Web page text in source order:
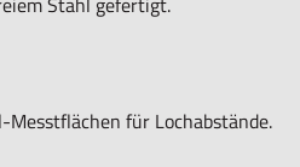
Messtflächen für Lochabstände.